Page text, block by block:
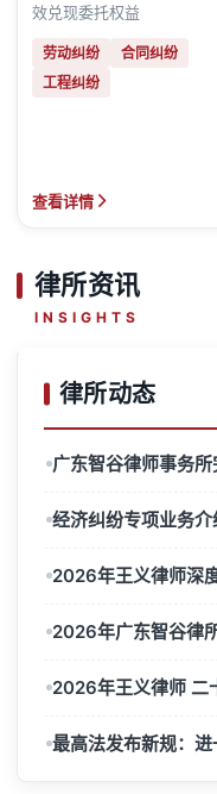
效兑现委托权益
劳动纠纷
合同纠纷
工程纠纷
查看详情
律所资讯
INSIGHTS
律所动态
广东智谷律师事务
经济纠纷专项业务介
2026年王义律师深
2026年广东智谷律
2026年王义律师 二
最高法发布新规：